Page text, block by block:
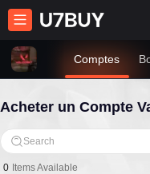
Comptes
Acheter un Compte
Search
0 Items Available